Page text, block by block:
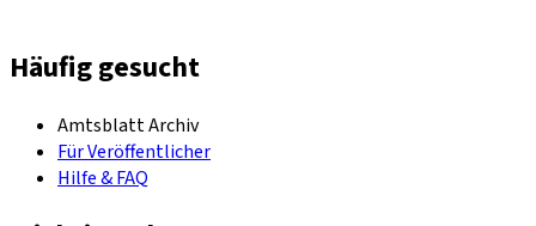
Häufig gesucht
Amtsblatt Archiv
Für Veröffentlicher
Hilfe & FAQ